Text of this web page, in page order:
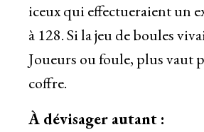
iceux qui effectueraient un
à 128. Si la jeu de boules
Joueurs ou foule, plus vaut
coffre.
À dévisager autant :